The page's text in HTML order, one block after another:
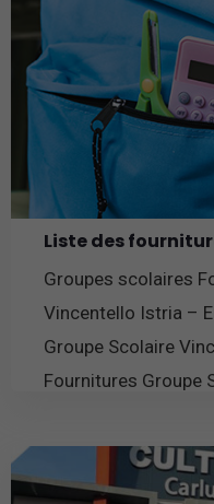
Liste des
Groupes scolaires
Vincentello Istria –
Groupe Scolaire
Fournitures Groupe